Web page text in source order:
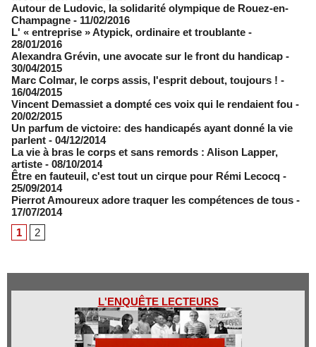
Autour de Ludovic, la solidarité olympique de Rouez-en-
Champagne - 11/02/2016
L' « entreprise » Atypick, ordinaire et troublante -
28/01/2016
Alexandra Grévin, une avocate sur le front du handicap -
30/04/2015
Marc Colmar, le corps assis, l'esprit debout, toujours ! -
16/04/2015
Vincent Demassiet a dompté ces voix qui le rendaient fou -
20/02/2015
Un parfum de victoire: des handicapés ayant donné la vie
parlent - 04/12/2014
La vie à bras le corps et sans remords : Alison Lapper,
artiste - 08/10/2014
Être en fauteuil, c'est tout un cirque pour Rémi Lecocq -
25/09/2014
Pierrot Amoureux adore traquer les compétences de tous -
17/07/2014
1
2
L'ENQUÊTE LECTEURS